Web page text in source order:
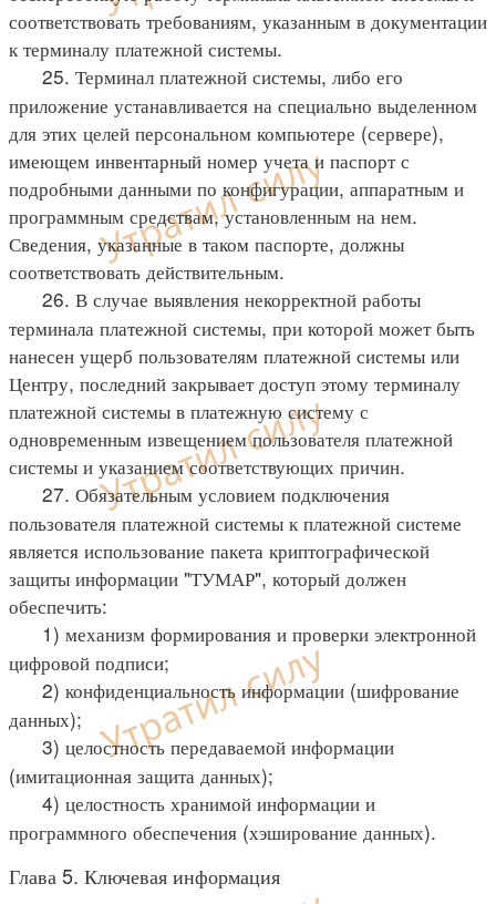
соответствовать требованиям, указанным в документации
к терминалу платежной системы.
25. Терминал платежной системы, либо его
приложение устанавливается на специально выделенном
для этих целей персональном компьютере (сервере),
имеющем инвентарный номер учета и паспорт с
подробными данными по конфигурации, аппаратным и
программным средствам, установленным на нем.
Сведения, указанные в таком паспорте, должны
соответствовать действительным.
26. В случае выявления некорректной работы
терминала платежной системы, при которой может быть
нанесен ущерб пользователям платежной системы или
Центру, последний закрывает доступ этому терминалу
платежной системы в платежную систему с
одновременным извещением пользователя платежной
системы и указанием соответствующих причин.
27. Обязательным условием подключения
пользователя платежной системы к платежной системе
является использование пакета криптографической
защиты информации "ТУМАР", который должен
обеспечить:
1) механизм формирования и проверки электронной
цифровой подписи;
2) конфиденциальность информации (шифрование
данных);
3) целостность передаваемой информации
(имитационная защита данных);
4) целостность хранимой информации и
программного обеспечения (хэширование данных).
Глава 5. Ключевая информация